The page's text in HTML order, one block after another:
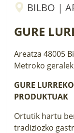
BILBO |
GURE
Areatza 48005
Metroko
GURE
PRODUKTUAK
Ortutik hartu
tradiziozko